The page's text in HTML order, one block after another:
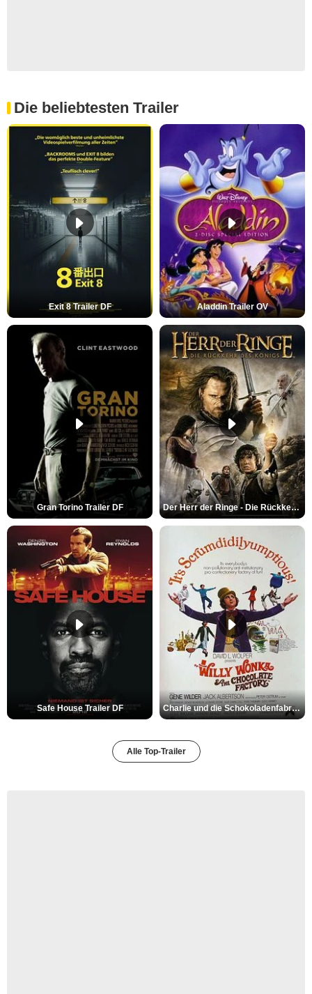
Die beliebtesten Trailer
Exit 8 Trailer DF Aladdin Trailer OV
Gran Torino Trailer DF Der Herr der Ringe - Die Rückkehr des Königs Trailer OV
Safe House Trailer DF Charlie und die Schokoladenfabrik Trailer OV
Alle Top-Trailer